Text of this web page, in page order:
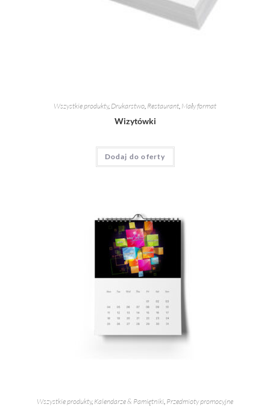
Wszystkie produkty, Drukarstwo Restaurant Mały format
Wizytówki
Dodaj do oferty
Wszystkie produkty, Kalendarze & Pamiętniki, Przedmioty promocyjne